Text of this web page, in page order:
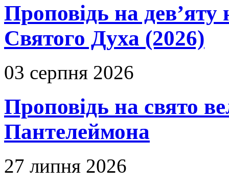
Проповідь на дев’яту
Святого Духа (2026)
03 серпня 2026
Проповідь на свято
Пантелеймона
27 липня 2026